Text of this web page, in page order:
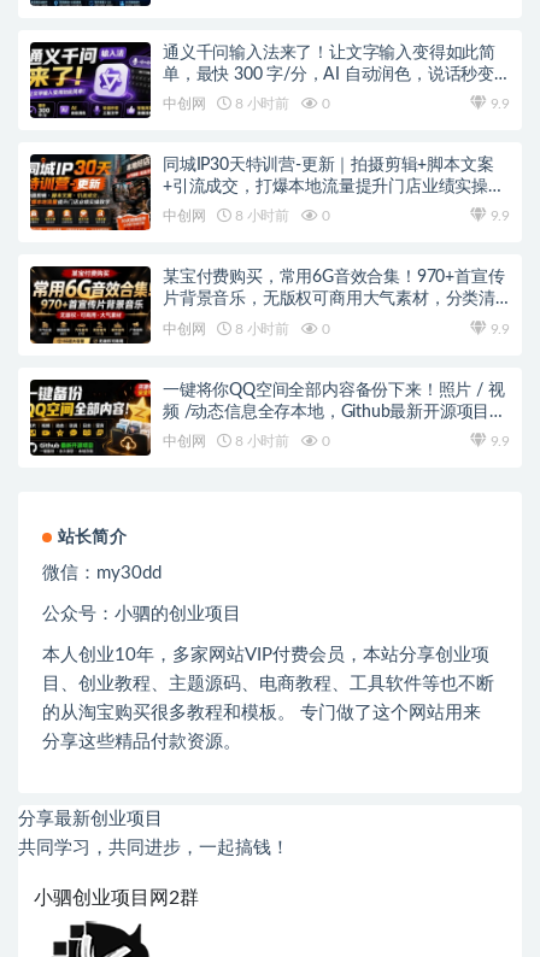
通义千问输入法来了！让文字输入变得如此简
单，最快 300 字/分，AI 自动润色，说话秒变
工整文字
中创网 8 小时前 0 9.9
同城IP30天特训营-更新｜拍摄剪辑+脚本文案
+引流成交，打爆本地流量提升门店业绩实操教
学
中创网 8 小时前 0 9.9
某宝付费购买，常用6G音效合集！970+首宣传
片背景音乐，无版权可商用大气素材，分类清
晰，高质量内容
中创网 8 小时前 0 9.9
一键将你QQ空间全部内容备份下来！照片 / 视
频 /动态信息全存本地，Github最新开源项目
QzoneArchive
中创网 8 小时前 0 9.9
站长简介
微信： my30dd
公众号：小驷的创业项目
本人创业10年，多家网站VIP付费会员，本站分享创业项
目、创业教程、主题源码、电商教程、工具软件等也不断
的从淘宝购买很多教程和模板。 专门做了这个网站用来
分享这些精品付款资源。
分享最新创业项目
共同学习，共同进步，一起搞钱！
小驷创业项目网2群